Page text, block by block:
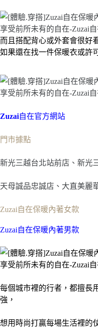
而且搭配背心或外套會很好
如果還在找一件保暖衣或許
Zuzai自在官方網站
門市據點
新光三越台北站前店、新光
天母誠品忠誠店、大直美麗
Zuzai自在保暖內著女款
Zuzai自在保暖內著男款
每個城市裡的行者，都擅長
強，
想用時尚打贏每場生活裡的